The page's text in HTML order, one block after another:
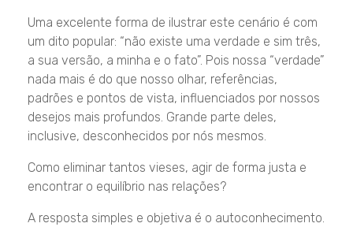
Uma excelente forma de ilustrar este cenário é com
um dito popular: “não existe uma verdade e sim três,
a sua versão, a minha e o fato”. Pois nossa “verdade”
nada mais é do que nosso olhar, referências,
padrões e pontos de vista, influenciados por nossos
desejos mais profundos. Grande parte deles,
inclusive, desconhecidos por nós mesmos.
Como eliminar tantos vieses, agir de forma justa e
encontrar o equilíbrio nas relações?
A resposta simples e objetiva é o autoconhecimento.